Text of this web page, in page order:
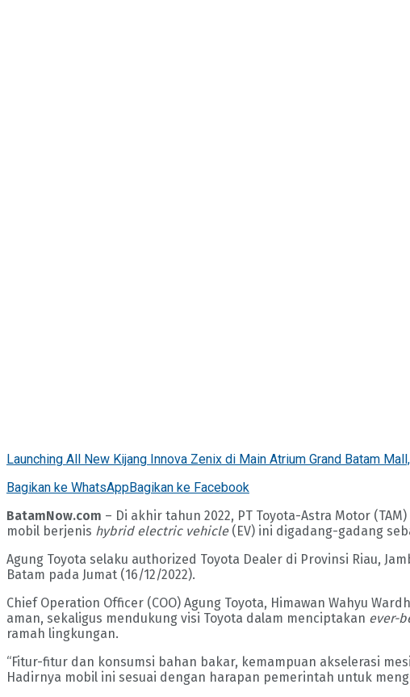
Launching All New Kijang Innova Zenix di Main Atrium Grand Batam
Bagikan ke WhatsAppBagikan ke Facebook
BatamNow.com – Di akhir tahun 2022, PT Toyota-Astra Motor
mobil berjenis hybrid electric vehicle(EV) ini digadang-gadang
Agung Toyota selaku authorized Toyota Dealer di Provinsi Riau,
Batam pada Jumat (16/12/2022).
Chief Operation Officer (COO) Agung Toyota, Himawan Wahyu
aman, sekaligus mendukung visi Toyota dalam menciptakan ever-
ramah lingkungan.
“Fitur-fitur dan konsumsi bahan bakar, kemampuan akselerasi
Hadirnya mobil ini sesuai dengan harapan pemerintah untuk